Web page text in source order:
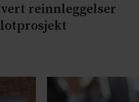
reinnleggelser